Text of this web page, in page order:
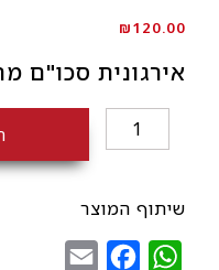
₪120.00
אירגונית סכו"ם
כמות
של
סכו"ם
מתרחבת
שיתוף המוצר
WhatsApp
Facebook